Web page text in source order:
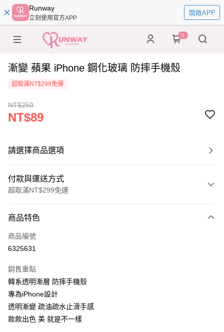
Runway
立刻使用官方APP
開啟APP
0
漸變 蘋果 iPhone 鋼化玻璃 防摔手機殼
超取滿NT$299免運
NT$250
NT$89
請選擇商品選項
付款與運送方式
超取滿NT$299免運
信用卡一次付款
超商取貨付款
Apple Pay
街口支付
悠遊付
商品特色
商品編號
6325631
銷售重點
韓系透明漸層 防摔手機殼
專為iPhone設計
透明漸變 疏油疏水止滑手感
款款出色 美 就是不一樣